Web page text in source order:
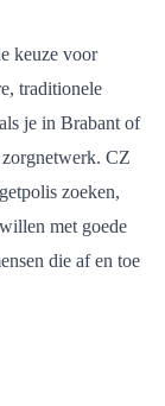
keuze voor
traditionele
je in Brabant of
CZ
zoeken,
met goede
die af en toe